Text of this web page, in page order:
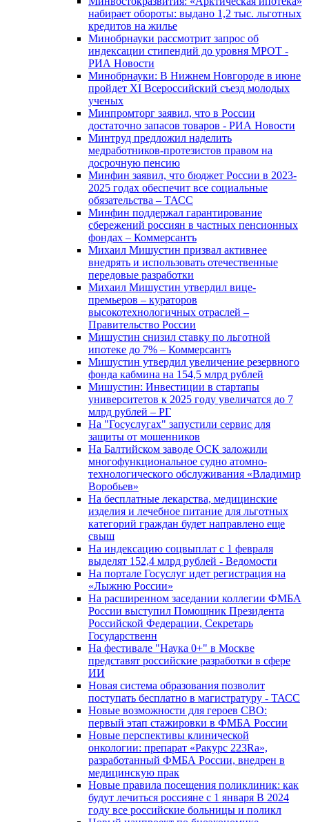
набирает обороты: выдано 1,2 тыс. льготных
кредитов на жилье
Минобрнауки рассмотрит запрос об
индексации стипендий до уровня МРОТ -
РИА Новости
Минобрнауки: В Нижнем Новгороде в июне
пройдет XI Всероссийский съезд молодых
ученых
Минпромторг заявил, что в России
достаточно запасов товаров - РИА Новости
Минтруд предложил наделить
медработников-протезистов правом на
досрочную пенсию
Минфин заявил, что бюджет России в 2023-
2025 годах обеспечит все социальные
обязательства – ТАСС
Минфин поддержал гарантирование
сбережений россиян в частных пенсионных
фондах – Коммерсантъ
Михаил Мишустин призвал активнее
внедрять и использовать отечественные
передовые разработки
Михаил Мишустин утвердил вице-
премьеров – кураторов
высокотехнологичных отраслей –
Правительство России
Мишустин снизил ставку по льготной
ипотеке до 7% – Коммерсантъ
Мишустин утвердил увеличение резервного
фонда кабмина на 154,5 млрд рублей
Мишустин: Инвестиции в стартапы
университетов к 2025 году увеличатся до 7
млрд рублей – РГ
На "Госуслугах" запустили сервис для
защиты от мошенников
На Балтийском заводе ОСК заложили
многофункциональное судно атомно-
технологического обслуживания «Владимир
Воробьев»
На бесплатные лекарства, медицинские
изделия и лечебное питание для льготных
категорий граждан будет направлено еще
свыш
На индексацию соцвыплат с 1 февраля
выделят 152,4 млрд рублей - Ведомости
На портале Госуслуг идет регистрация на
«Лыжню России»
На расширенном заседании коллегии ФМБА
России выступил Помощник Президента
Российской Федерации, Секретарь
Государственн
На фестивале "Наука 0+" в Москве
представят российские разработки в сфере
ИИ
Новая система образования позволит
поступать бесплатно в магистратуру - ТАСС
Новые возможности для героев СВО:
первый этап стажировки в ФМБА России
Новые перспективы клинической
онкологии: препарат «Ракурс 223Ra»,
разработанный ФМБА России, внедрен в
медицинскую прак
Новые правила посещения поликлиник: как
будут лечиться россияне с 1 января В 2024
году все российские больницы и поликл